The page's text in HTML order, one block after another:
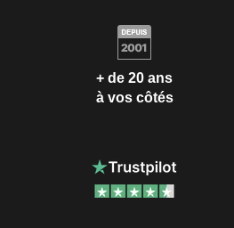
+ de 20 ans
à vos côtés